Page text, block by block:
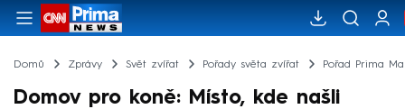
Domů Zprávy Svět zvířat Pořady světa zvířat Pořad Prima
Domov pro koně: Místo, kde našli